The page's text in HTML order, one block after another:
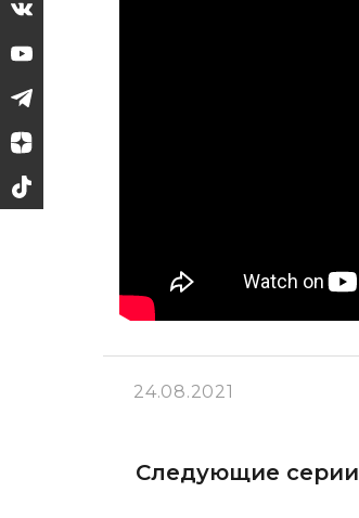
24.08.2021
Следующие серии